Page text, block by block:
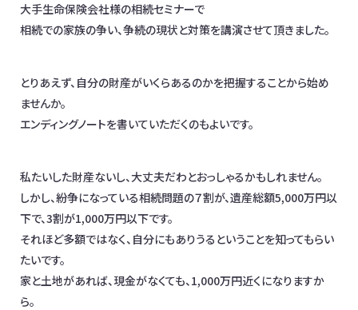
イベント情報 オフィス一覧
大手生命保険会社様の相続セミナーで
相続での家族の争い、争続の現状と対策を講演させて頂きました。
とりあえず、自分の財産がいくらあるのかを把握することから始め
ませんか。
エンディングノートを書いていただくのもよいです。
私たいした財産ないし、大丈夫だわとおっしゃるかもしれません。
しかし、紛争になっている相続問題の７割が、遺産総額5,000万円以
下で、3割が1,000万円以下です。
それほど多額ではなく、自分にもありうるということを知ってもらい
たいです。
家と土地があれば、現金がなくても、1,000万円近くになりますか
ら。